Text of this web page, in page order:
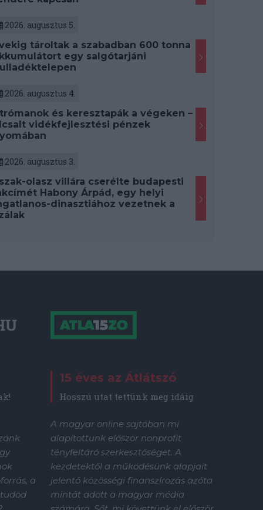
2026. augusztus 5.
tároltak a szabadban 600 tonna
egy salgótarjáni
2026. augusztus 4.
és keresztapák a végeken –
vidékfejlesztési pénzek
2026. augusztus 3.
olasz villára cserélte budapesti
Habony Árpád, egy helyi
dinasztiához vezetnek a
a
15 éves az Átlátszó
Hosszú utat tettünk meg idáig
A magyar online sajtóban mi
alapítottunk először nonprofit
tényfeltáró szerkesztőséget. A
kezdetektől a működésünk alapjait
jelentő közösségi finanszírozás azóta
mintát adott a magyar média